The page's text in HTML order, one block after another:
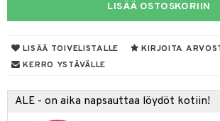
LISÄÄ OSTOSKORIIN
LISÄÄ TOIVELISTALLE
KIRJOITA
KERRO YSTÄVÄLLE
ALE - on aika napsauttaa löydöt kotiin!
& kynnet